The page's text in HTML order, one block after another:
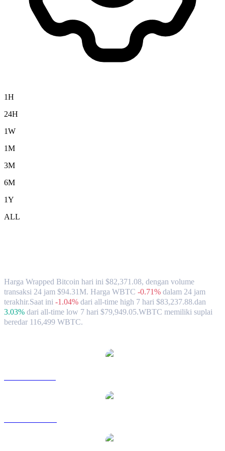
1H
24H
1W
1M
3M
6M
1Y
ALL
Harga Wrapped Bitcoin hari ini $82,371.08, dengan volume
transaksi 24 jam $94.31M. Harga WBTC -0.71% dalam 24 jam
terakhir.Saat ini -1.04% dari all-time high 7 hari $83,237.88.dan
3.03% dari all-time low 7 hari $79,949.05.WBTC memiliki suplai
beredar 116,499 WBTC.